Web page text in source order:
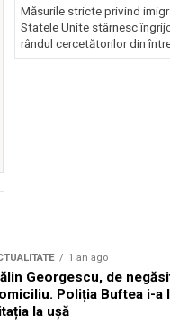
Măsurile stricte privind
Statele Unite stârnesc
rândul cercetătorilor din
1 an ago
Georgescu, de
Poliția Buftea i-a
la ușă